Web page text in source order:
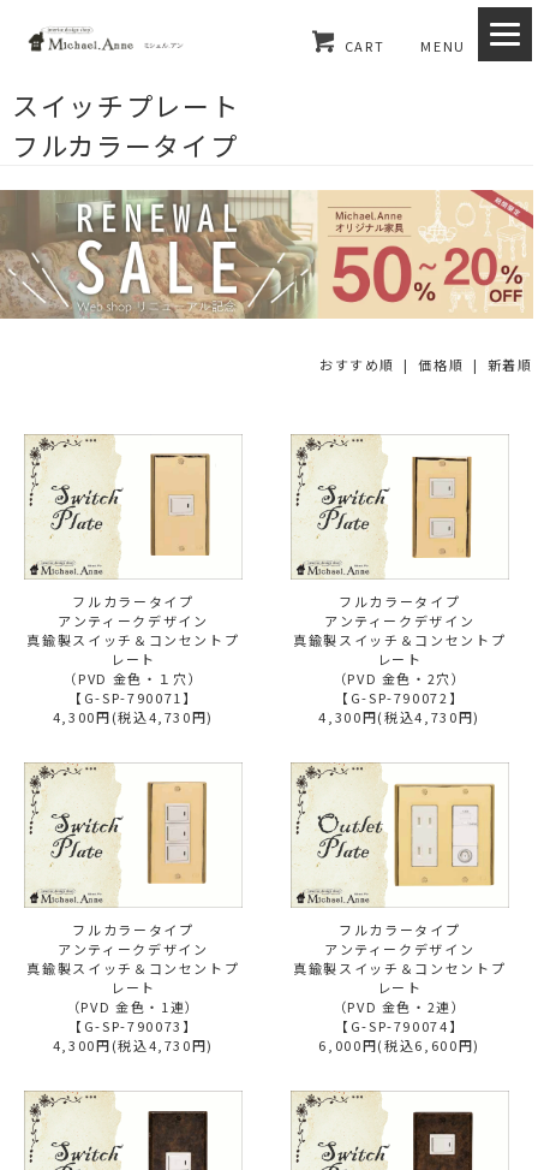
CART MENU
スイッチプレート
フルカラータイプ
おすすめ順 |価格順 | 新着順
フルカラータイプ
アンティークデザイン
真鍮製スイッチ＆コンセントプ
レート
（PVD 金色・１穴）
【G-SP-790071】
4,300円(税込4,730円)
フルカラータイプ
アンティークデザイン
真鍮製スイッチ＆コンセントプ
レート
（PVD 金色・2穴）
【G-SP-790072】
4,300円(税込4,730円)
フルカラータイプ
アンティークデザイン
真鍮製スイッチ＆コンセントプ
レート
（PVD 金色・1連）
【G-SP-790073】
4,300円(税込4,730円)
フルカラータイプ
アンティークデザイン
真鍮製スイッチ＆コンセントプ
レート
（PVD 金色・2連）
【G-SP-790074】
6,000円(税込6,600円)